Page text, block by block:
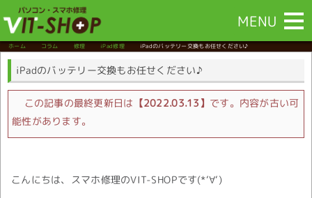
MENU
ホーム コラム 修理 iPad修理 iPadのバッテリー交換もお任せください♪
iPadのバッテリー交換もお任せください♪
この記事の最終更新日は 【2022.03.13】 です。内容が古い可
能性があります。
こんにちは、スマホ修理のVIT-SHOPです(*‘∀‘)